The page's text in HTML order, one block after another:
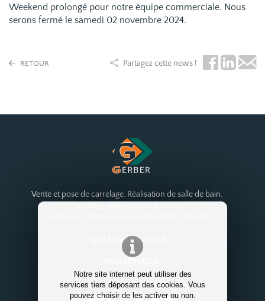
Notre site internet peut utiliser des
services tiers déposant des cookies. Vous
pouvez choisir de les activer ou non.
Weekend prolongé pour notre équipe commerciale. Nous
serons fermé le samedi 02 novembre 2024.
RETOUR Partagez cette news !
Vente et pose de carrelage. Réalisation de salle de bain.
QUI SOMMES-NOUS ?